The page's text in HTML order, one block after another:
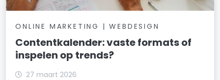
ONLINE MARKETING | WEBDESIGN
Contentkalender: vaste formats of
inspelen op trends?
27 maart 2026